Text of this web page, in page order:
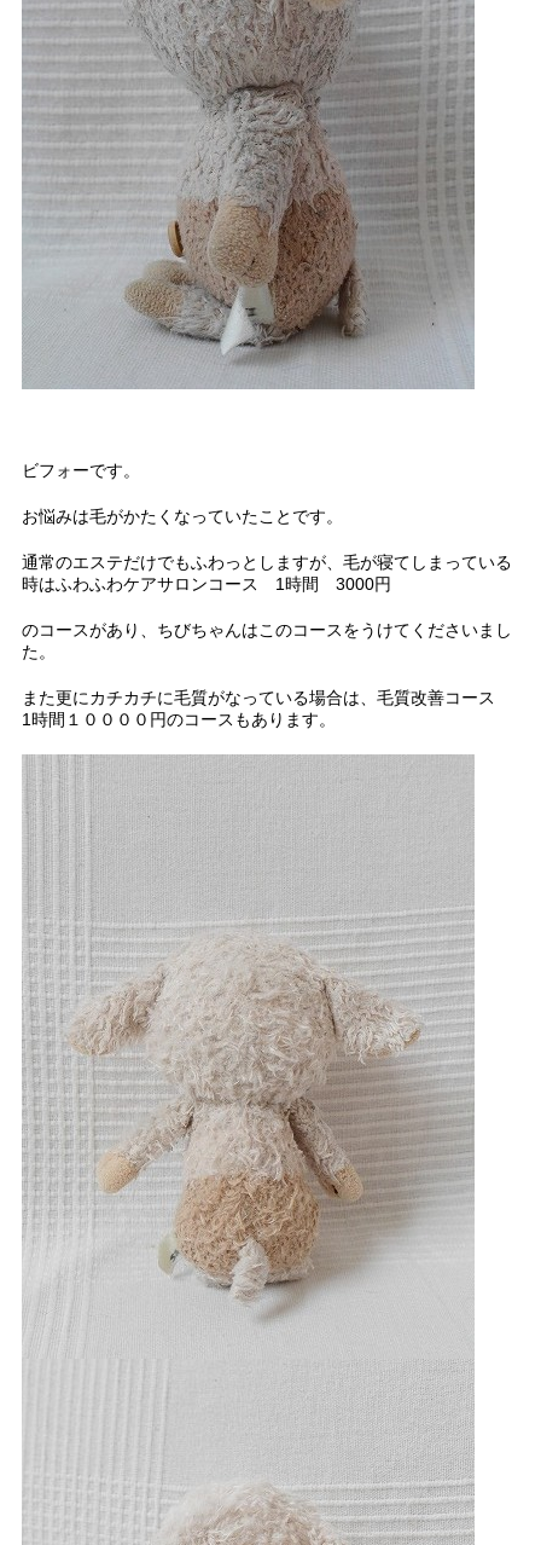
ビフォーです。
お悩みは毛がかたくなっていたことです。
通常のエステだけでもふわっとしますが、毛が寝てしまっている
時はふわふわケアサロンコース 1時間 3000円
のコースがあり、ちびちゃんはこのコースをうけてくださいまし
た。
また更にカチカチに毛質がなっている場合は、毛質改善コース
1時間１００００円のコースもあります。